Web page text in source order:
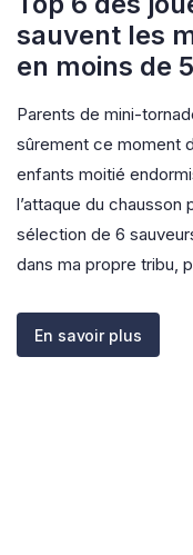
sauvent les
en moins de
Parents de mini-
sûrement ce moment
enfants moitié
l’attaque du
sélection de 6
dans ma propre tribu,
En savoir plus